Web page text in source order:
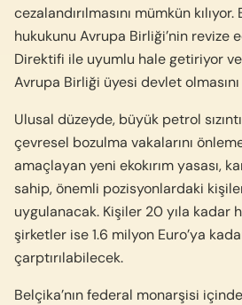
cezalandırılmasını mümkün
hukukunu Avrupa Birliği’nin revize
Direktifi ile uyumlu hale getiriyor
Avrupa Birliği üyesi devlet olmasını
Ulusal düzeyde, büyük petrol
çevresel bozulma vakalarını
amaçlayan yeni ekokırım yasası,
sahip, önemli pozisyonlardaki
uygulanacak. Kişiler 20 yıla kadar
şirketler ise 1.6 milyon Euro’ya
çarptırılabilecek.
Belçika’nın federal monarşisi